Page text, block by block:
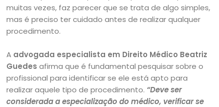
muitas vezes, faz parecer que se trata de algo simples,
mas é preciso ter cuidado antes de realizar qualquer
procedimento.
A advogada especialista em Direito Médico Beatriz
Guedes afirma que é fundamental pesquisar sobre o
profissional para identificar se ele está apto para
realizar aquele tipo de procedimento. “Deve ser
considerada a especialização do médico, verificar se